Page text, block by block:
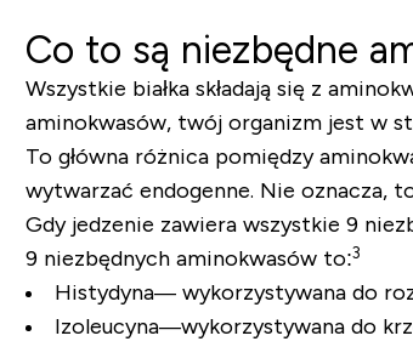
Co to są niezbędne
Wszystkie białka składają się z
aminokwasów, twój organizm jest w
To główna różnica pomiędzy
wytwarzać endogenne. Nie oznacza,
Gdy jedzenie zawiera wszystkie 9
9 niezbędnych aminokwasów to:3
Histydyna— wykorzystywana do
Izoleucyna—wykorzystywana do